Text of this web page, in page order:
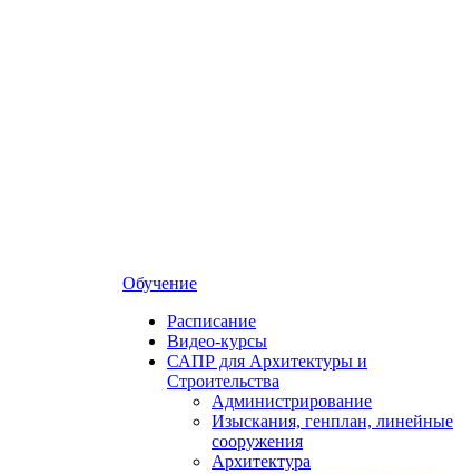
Обучение
Расписание
Видео-курсы
САПР для Архитектуры и
Строительства
Администрирование
Изыскания, генплан, линейные
сооружения
Архитектура